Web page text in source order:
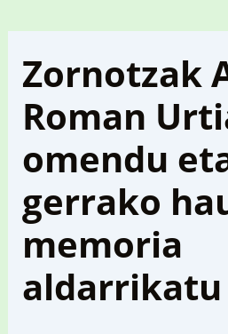
Zornotzak
Roman
omendu
gerrako
memoria
aldarrikatu